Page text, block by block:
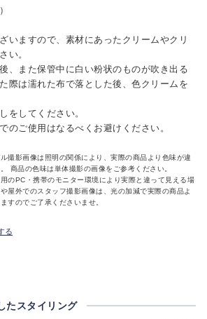
いますので、素材にあったクリームやクリ
い。
、また保管中に白い粉状のものが吹き出る
際は濡れた布で落とした後、色クリームを
をしてください。
のご使用はなるべくお避けください。
撮影画像は照明の関係により、実際の商品より色味が違
商品の色味は単体撮影の画像をご参考ください。
のPC・携帯のモニター環境により実際と違って見える場
屋外でのスタッフ撮影画像は、光の加減で実際の商品よ
すのでご了承くださいませ。
る
たスタイリング